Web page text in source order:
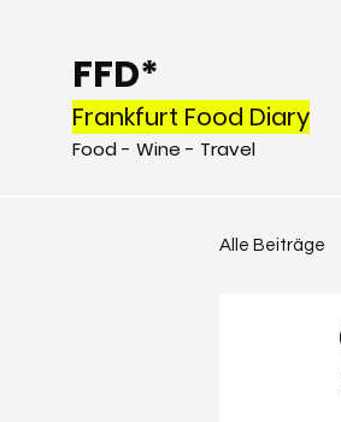
FFD*
Frankfurt Food Diary
Food - Wine - Travel
Alle Beiträge